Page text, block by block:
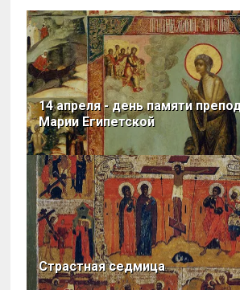
14 апреля - день памяти
Марии Египетской
Страстная седмица